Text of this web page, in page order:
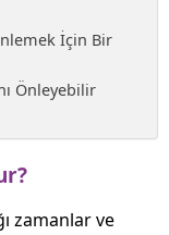
İçin Bir
Önleyebilir
zamanlar ve